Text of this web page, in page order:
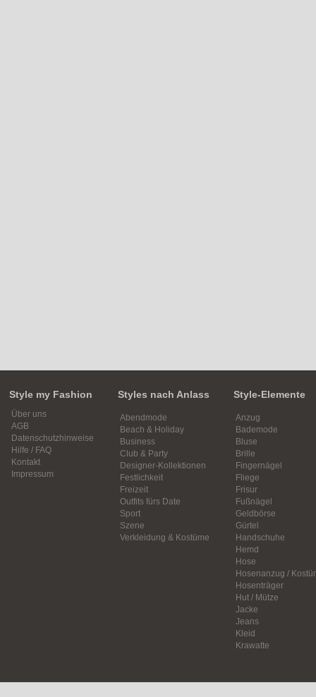
Style my Fashion
Über uns
AGB
Datenschutzhinweise
Hilfe / FAQ
Kontakt
Impressum
Styles nach Anlass
Abendmode
Beach & Holiday
Business
Club & Party
Designer-Kollektionen
Festlichkeit
Freizeit
Outfits fürs Date
Sport
Szene
Verkleidung & Kostüme
Style-Elemente
Anzug
Bademode
Bluse
Brille
Fingernägel
Fliege
Frisur
Fußnägel
Geldbörse
Gürtel
Handschuhe
Hemd
Hose
Hosenanzug /
Hosenträger
Hut / Mütze
Jacke
Jeans
Kleid
Krawatte